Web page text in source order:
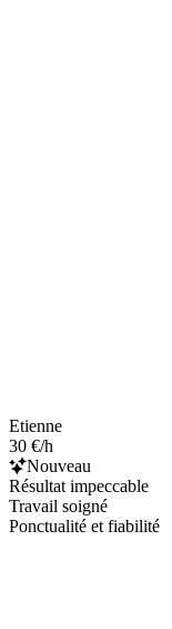
Etienne
30 €/h
Nouveau
Résultat impeccable
Travail soigné
Ponctualité et fiabilité